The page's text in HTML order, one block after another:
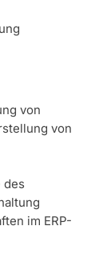
von
von
des
im ERP-